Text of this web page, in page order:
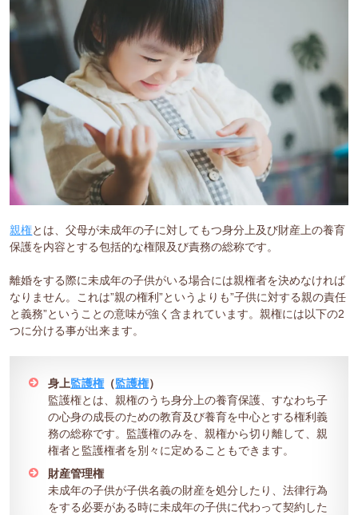
親権とは、父母が未成年の子に対してもつ身分上及び財産上の養育
保護を内容とする包括的な権限及び責務の総称です。
離婚をする際に未成年の子供がいる場合には親権者を決めなければ
なりません。これは”親の権利”というよりも”子供に対する親の責任
と義務”ということの意味が強く含まれています。親権には以下の2
つに分ける事が出来ます。
身上監護権（監護権）
監護権とは、親権のうち身分上の養育保護、すなわち子
の心身の成長のための教育及び養育を中心とする権利義
務の総称です。監護権のみを、親権から切り離して、親
権者と監護権者を別々に定めることもできます。
財産管理権
未成年の子供が子供名義の財産を処分したり、法律行為
をする必要がある時に未成年の子供に代わって契約した